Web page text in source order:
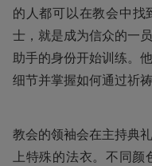
的人都可以在教会中
士，就是成为信众的一
助手的身份开始训练。
细节并掌握如何通过祈祷
教会的领袖会在主持典
上特殊的法衣。不同颜